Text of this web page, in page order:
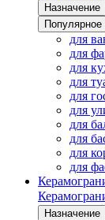
Назначение
Популярное
для
для
для
для
для
для
для
для
для
для
Назначение